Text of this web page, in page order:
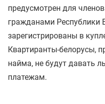
предусмотрен для
гражданами Республики
зарегистрированы в
Квартиранты-белорусы,
найма, не будут давать
платежам.